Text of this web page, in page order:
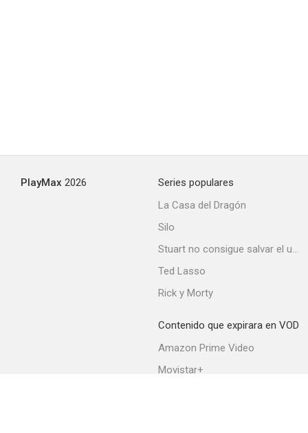
PlayMax 2026
Series populares
La Casa del Dragón
Silo
Stuart no consigue salvar el universo
Ted Lasso
Rick y Morty
Contenido que expirara en VOD
Amazon Prime Video
Movistar+